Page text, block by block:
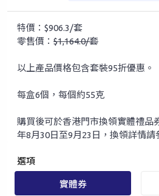
特價：$906.3/套
零售價： $1,164.0/套
以上產品價格包含套裝95折優惠。
每盒6個，每個約55克
購買後可於香港門市換領實體禮品
年8月30日至9月23日，換領詳情請
選項
實體券